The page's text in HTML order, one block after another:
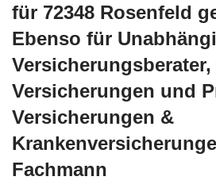
für 72348 Rosenfeld
Ebenso für
Versicherungsberater,
Versicherungen und
Versicherungen &
Fachmann